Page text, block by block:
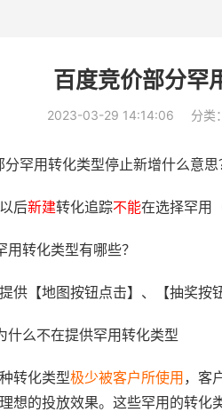
百度竞价部分罕
2023-03-29 14:14:06 分类：
分罕用转化类型停止新增什么意思
后新建转化追踪不能在选择罕用
用转化类型有哪些？
供【地图按钮点击】、【抽奖按
什么不在提供罕用转化类型
转化类型极少被客户所使用 ，客
想的投放效果。这些罕用的转化